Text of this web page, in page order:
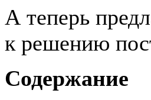
А теперь
к решению
Содержание